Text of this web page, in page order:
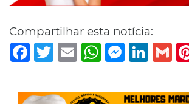
Compartilhar esta notícia:
Facebook
TwitterEmail WhatsAppMessenger